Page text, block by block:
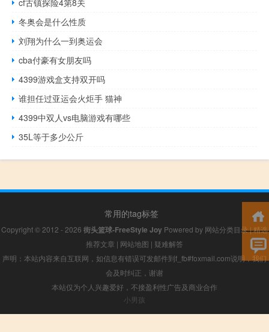
冬奥会是什么性质
刘翔为什么一到奥运会
cba付豪有女朋友吗
4399游戏盒支持双开吗
谁担任过亚运会火炬手 猫神
4399中双人vs电脑游戏有哪些
35L等于多少公斤
常用的tag标签
Copyright © 2012 - 2026 街头篮球-FreeStyle Joy Powered by 网站分类目录|精选
推荐文章 | 网站地图 | 疑难解答
声明：本站内容来自互联网，如信息有错误可发邮件到f_fb#foxmail.com说明，我们
会及时纠正，谢谢
本站仅为个人兴趣爱好，不接盈利性广告及商业合作
小男孩